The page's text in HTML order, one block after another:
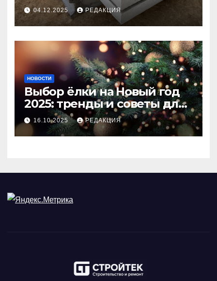
долговечного и прочного
покрытия
04.12.2025 РЕДАКЦИЯ
НОВОСТИ
Выбор ёлки на Новый год
2025: тренды и советы для
идеального праздника
16.10.2025 РЕДАКЦИЯ